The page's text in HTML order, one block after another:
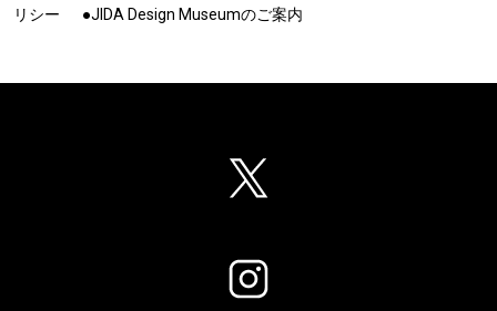
リシー
●JIDA Design Museumのご案内